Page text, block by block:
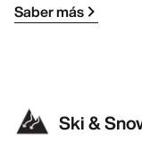
Saber más
Ski &